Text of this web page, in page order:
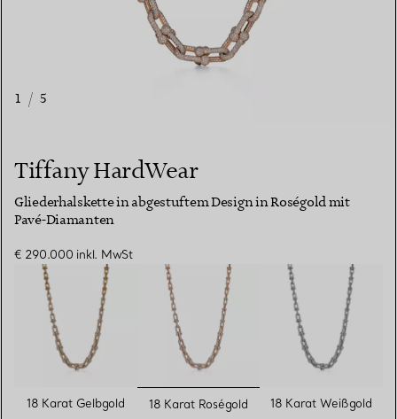
1 / 5
Tiffany HardWear
Gliederhalskette in abgestuftem Design in Roségold mit
Pavé-Diamanten
€ 290.000 inkl. MwSt
18 Karat Gelbgold ausgewählt
18 Karat Roségold 18 Karat Weißgold